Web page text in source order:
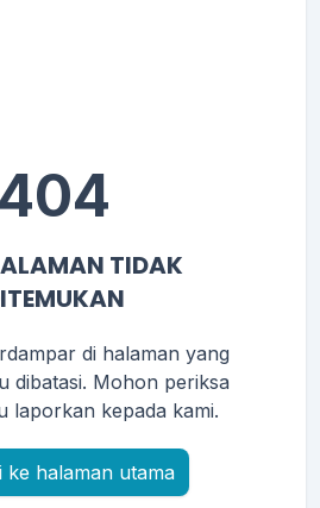
404
TIDAK
di halaman yang
dibatasi. Mohon periksa
laporkan kepada kami.
ke halaman utama